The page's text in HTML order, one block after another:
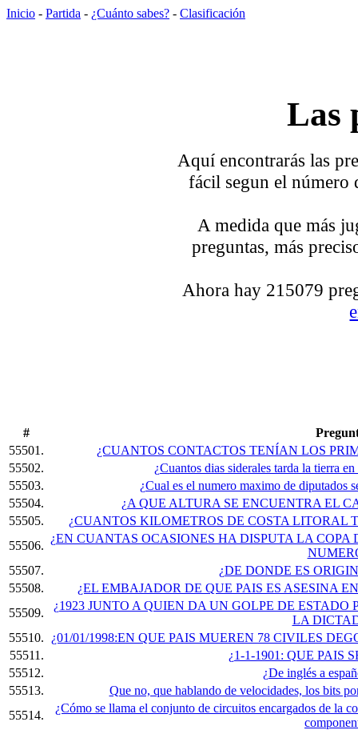
Inicio - Partida - ¿Cuánto sabes? - Clasificación
Las
Aquí encontrarás las
fácil segun el número
A medida que más
preguntas, más
Ahora hay 215079
#
55501.
¿CUANTOS CONTACTOS TENÍAN LOS
55502.
¿Cuantos dias siderales tarda la tierra
55503.
¿Cual es el numero maximo de diputados
55504.
¿A QUE ALTURA SE ENCUENTRA EL
55505.
¿CUANTOS KILOMETROS DE COSTA LITORAL
55506.
¿EN CUANTAS OCASIONES HA DISPUTA LA
55507.
¿DE DONDE ES
55508.
¿EL EMBAJADOR DE QUE PAIS ES ASESINA
55509.
¿1923 JUNTO A QUIEN DA UN GOLPE DE
LA
55510.
¿01/01/1998:EN QUE PAIS MUEREN 78 CIVILES
55511.
¿1-1-1901: QUE PAIS
55512.
¿De inglés a
55513.
Que no, que hablando de velocidades, los bits
55514.
¿Cómo se llama el conjunto de circuitos encargados de la